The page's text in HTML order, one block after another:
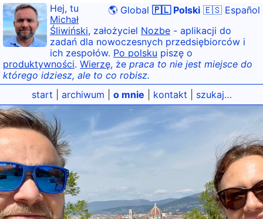
🌎 Global 🇵🇱 Polski 🇪🇸 Español
Hej, tu
Michał
Śliwiński, założyciel Nozbe - aplikacji do
zadań dla nowoczesnych przedsiębiorców i
ich zespołów. Po polsku piszę o
produktywności. Wierzę, że praca to nie jest miejsce do
którego idziesz, ale to co robisz.
start
archiwum o mnie kontakt szukaj…